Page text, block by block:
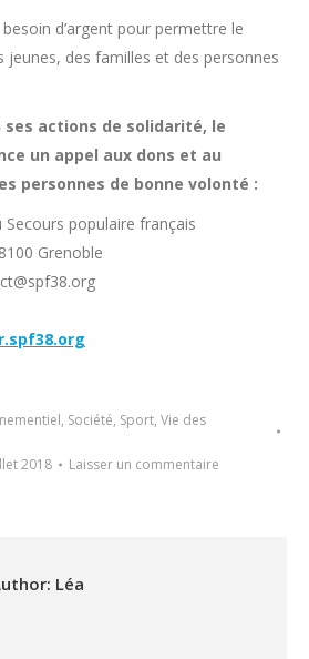
d’argent pour permettre le
jeunes, des familles et des personnes
actions de solidarité, le
un appel aux dons et au
personnes de bonne volonté :
Secours populaire français
Grenoble
, Société, Sport, Vie des
2018 Laisser un commentaire
Léa